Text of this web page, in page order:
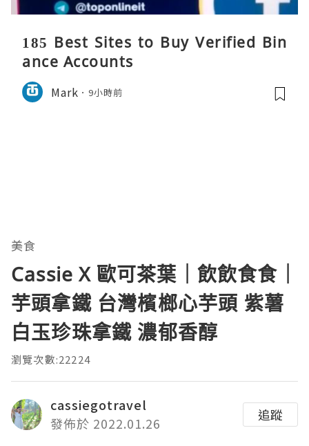
185 Best Sites to Buy Verified Bin
ance Accounts
Mark 9小時前
美食
Cassie X 歐可茶葉｜飲飲食食｜
芋頭拿鐵 台灣檳榔心芋頭 紫薯
白玉珍珠拿鐵 濃郁香醇
瀏覽次數:22224
cassiegotravel
發佈於 2022.01.26
追蹤